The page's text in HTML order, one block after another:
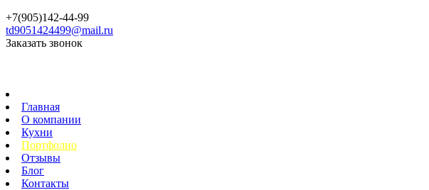
+7(905)142-44-99
td9051424499@mail.ru
Заказать звонок
Главная
О компании
Кухни
Портфолио
Отзывы
Блог
Контакты